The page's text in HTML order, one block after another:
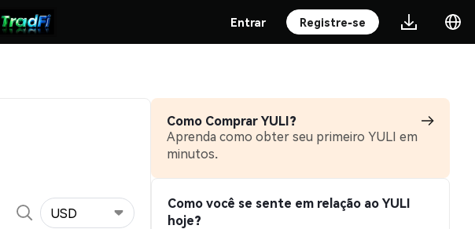
Entrar Registre-se
USD
Como Comprar YULI?
Aprenda como obter seu primeiro YULI em
minutos.
Como você se sente em relação ao YULI
hoje?